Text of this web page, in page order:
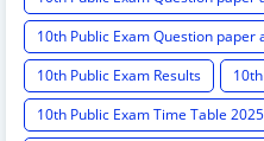
10th Public Exam Question paper
10th Public Exam Results
10th Public Exam Time Table 2025